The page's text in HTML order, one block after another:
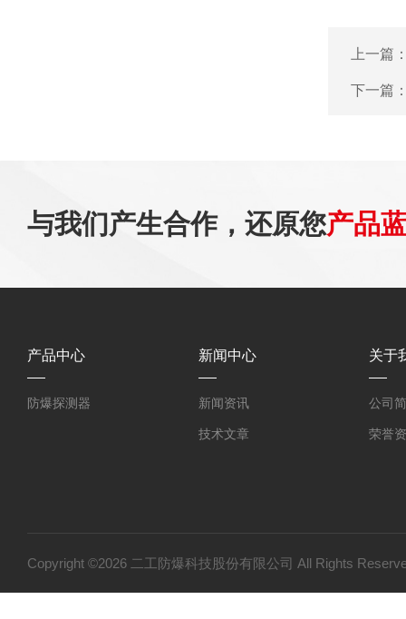
上一篇
下一篇
与我们产生合作，还原您产品
产品中心
防爆探测器
新闻中心
新闻资讯
技术文章
关于
公司
荣誉
Copyright ©2026 二工防爆科技股份有限公司 All Rights